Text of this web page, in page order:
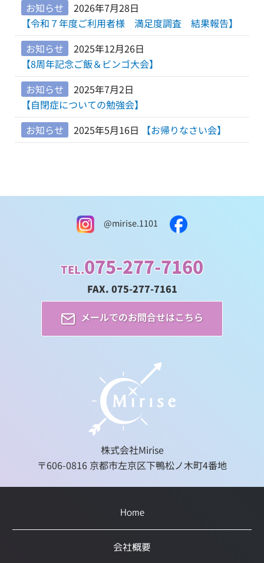
お知らせ
2026年7月28日
【令和７年度ご利用者様 満足度調査 結果報告】
お知らせ
2025年12月26日
【8周年記念ご飯＆ビンゴ大会】
お知らせ
2025年7月2日
【自閉症についての勉強会】
お知らせ
2025年5月16日 【お帰りなさい会】
@mirise.1101
TEL.075-277-7160
FAX. 075-277-7161
メールでのお問合せはこちら
株式会社Mirise
〒606-0816 京都市左京区下鴨松ノ木町4番地
Home
会社概要